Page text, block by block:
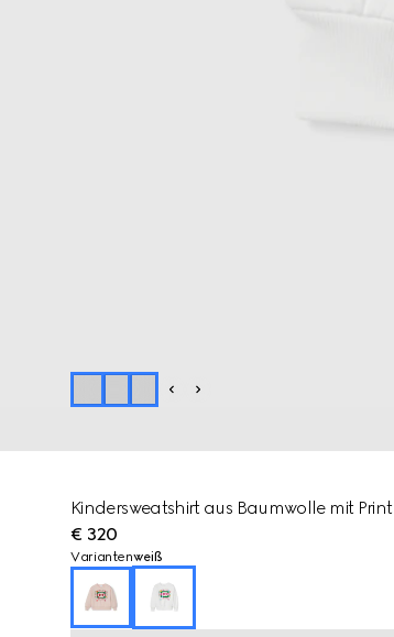
Kindersweatshirt aus Baumwolle mit Print
€ 320
Variantenweiß